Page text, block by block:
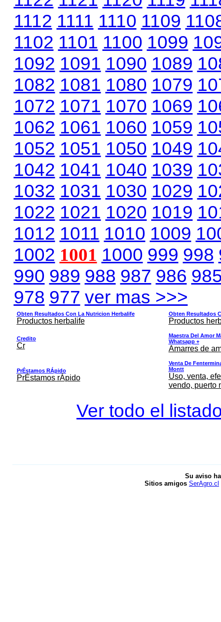
1112 1111 1110 1109
1102 1101 1100 1099
1092 1091 1090 1089
1082 1081 1080 1079
1072 1071 1070 1069
1062 1061 1060 1059
1052 1051 1050 1049
1042 1041 1040 1039
1032 1031 1030 1029
1022 1021 1020 1019
1012 1011 1010 1009
1002 1001 1000 999 998
990 989 988 987 986
978 977 ver mas >>>
Obten Resultados Con La Nutricion Herbalife
Productos herbalife
Obten Resultados
Productos
Credito
Cr
Maestra Del Amor
Whatsapp +
Amarres de
PrÉstamos RÁpido
PrÉstamos rÁpido
Venta De
Montt
Uso, venta,
vendo, puerto
Ver todo el
Su aviso
Sitios amigos SerAgro.cl